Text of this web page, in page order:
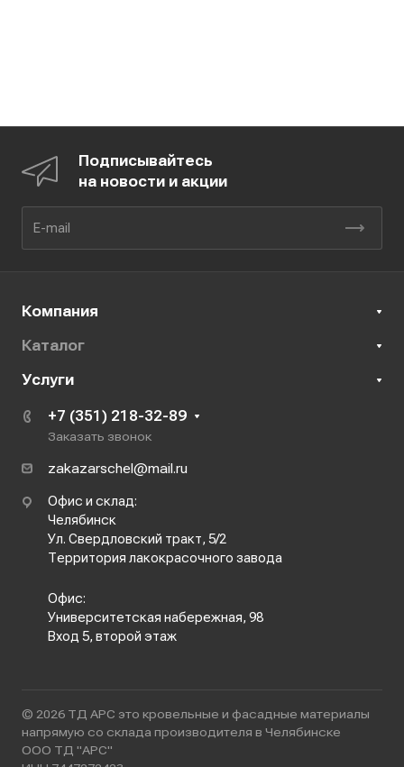
Подписывайтесь
на новости и акции
Компания
Каталог
Услуги
+7 (351) 218-32-89
Заказать звонок
zakazarschel@mail.ru
Офис и склад:
Челябинск
Ул. Свердловский тракт, 5/2
Территория лакокрасочного завода
Офис:
Университетская набережная, 98
Вход 5, второй этаж
© 2026 ТД АРС это кровельные и фасадные материалы
напрямую со склада производителя в Челябинске
ООО ТД "АРС"